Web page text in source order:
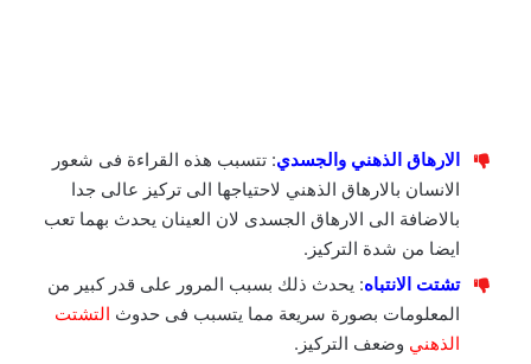
الارهاق الذهني والجسدي: تتسبب هذه القراءة فى شعور
الانسان بالارهاق الذهني لاحتياجها الى تركيز عالى جدا
بالاضافة الى الارهاق الجسدى لان العينان يحدث بهما تعب
ايضا من شدة التركيز.
تشتت الانتباه: يحدث ذلك بسبب المرور على قدر كبير من
المعلومات بصورة سريعة مما يتسبب فى حدوث التشتت
الذهني وضعف التركيز.